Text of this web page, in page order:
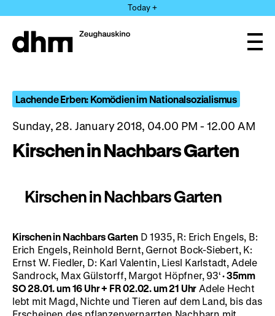
directly
the
Today +
Lachende Erben: Komödien im Nationalsozialismus
Sunday, 28. January 2018, 04.00 PM - 12.00 AM
Kirschen in Nachbars Garten
Kirschen in Nachbars Garten
Kirschen in Nachbars GartenD 1935, R: Erich Engels, B:
Erich Engels, Reinhold Bernt, Gernot Bock-Siebert, K:
Ernst W. Fiedler, D: Karl Valentin, Liesl Karlstadt, Adele
Sandrock, Max Gülstorff, Margot Höpfner, 93‘·35mm
SO 28.01. um 16 Uhr + FR 02.02. um 21 Uhr Adele Hecht
lebt mit Magd, Nichte und Tieren auf dem Land, bis das